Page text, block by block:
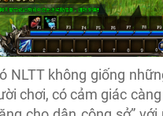
NLTT không giống
chơi, có cảm giác